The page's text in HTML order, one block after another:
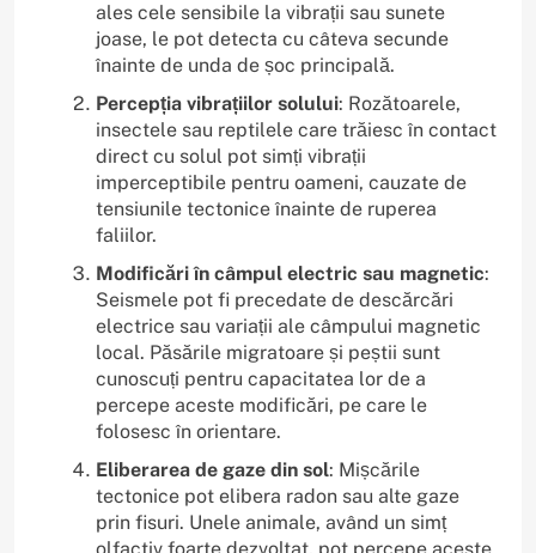
ales cele sensibile la vibrații sau sunete
joase, le pot detecta cu câteva secunde
înainte de unda de șoc principală.
Percepția vibrațiilor solului: Rozătoarele,
insectele sau reptilele care trăiesc în contact
direct cu solul pot simți vibrații
imperceptibile pentru oameni, cauzate de
tensiunile tectonice înainte de ruperea
faliilor.
Modificări în câmpul electric sau magnetic:
Seismele pot fi precedate de descărcări
electrice sau variații ale câmpului magnetic
local. Păsările migratoare și peștii sunt
cunoscuți pentru capacitatea lor de a
percepe aceste modificări, pe care le
folosesc în orientare.
Eliberarea de gaze din sol: Mișcările
tectonice pot elibera radon sau alte gaze
prin fisuri. Unele animale, având un simț